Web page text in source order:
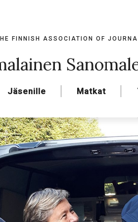
FINNISH ASSOCIATION OF
Jäsenille Matkat